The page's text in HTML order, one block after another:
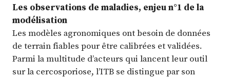
Les observations de maladies, enjeu n°1 de la
modélisation
Les modèles agronomiques ont besoin de données
de terrain fiables pour être calibrées et validées.
Parmi la multitude d’acteurs qui lancent leur outil
sur la cercosporiose, l’ITB se distingue par son